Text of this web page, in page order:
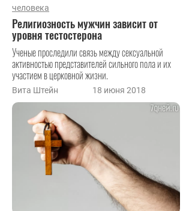
человека
Религиозность мужчин зависит от
уровня тестостерона
Ученые проследили связь между сексуальной
активностью представителей сильного пола и их
участием в церковной жизни.
Вита Штейн 18 июня 2018